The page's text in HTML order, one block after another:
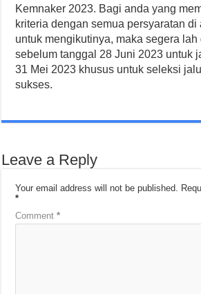
Kemnaker 2023. Bagi anda yang
kriteria dengan semua persyaratan di
untuk mengikutinya, maka segera
sebelum tanggal 28 Juni 2023 untuk
31 Mei 2023 khusus untuk seleksi
sukses.
Leave a Reply
Your email address will not be published.
*
Comment*